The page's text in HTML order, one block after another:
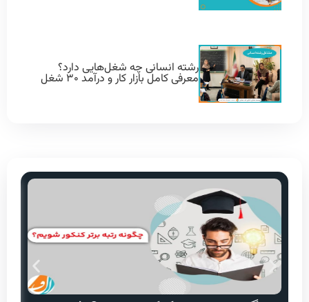
رشته انسانی چه شغل‌هایی دارد؟
معرفی کامل بازار کار و درآمد ۳۰ شغل